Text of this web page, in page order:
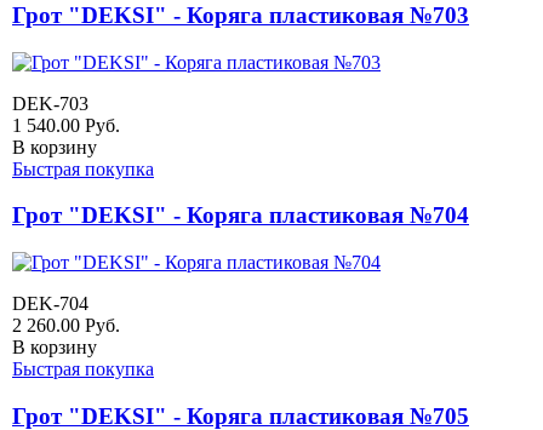
Грот "DEKSI" - Коряга пластиковая №703
DEK-703
1 540.00 Руб.
В корзину
Быстрая покупка
Грот "DEKSI" - Коряга пластиковая №704
DEK-704
2 260.00 Руб.
В корзину
Быстрая покупка
Грот "DEKSI" - Коряга пластиковая №705